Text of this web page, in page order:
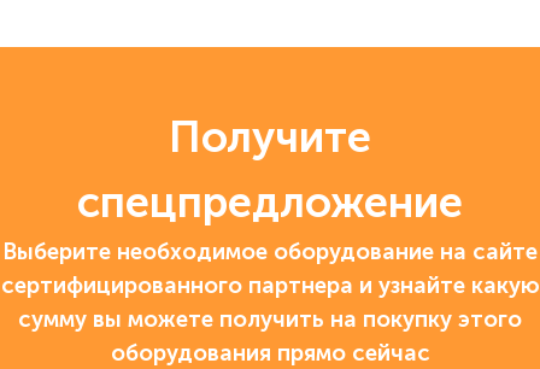
Получите
спецпредложение
Выберите необходимое оборудование на сайте
сертифицированного партнера и узнайте какую
сумму вы можете получить на покупку этого
оборудования прямо сейчас